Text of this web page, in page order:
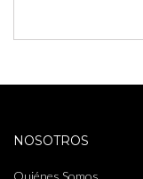
NOSOTROS